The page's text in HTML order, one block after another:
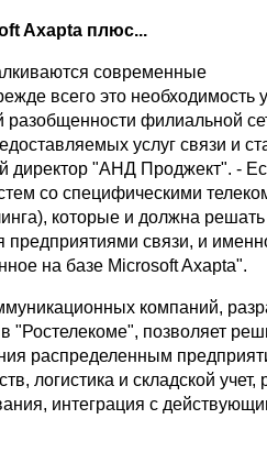
Axapta плюс...
современные
всего это необходимость
разобщенности филиальной
услуг связи и
директор "АНД Проджект". -
со специфическими
которые и должна
связи, и
на базе Microsoft Axapta".
компаний,
"Ростелекоме", позволяет
распределенным
логистика и складской учет,
интеграция с